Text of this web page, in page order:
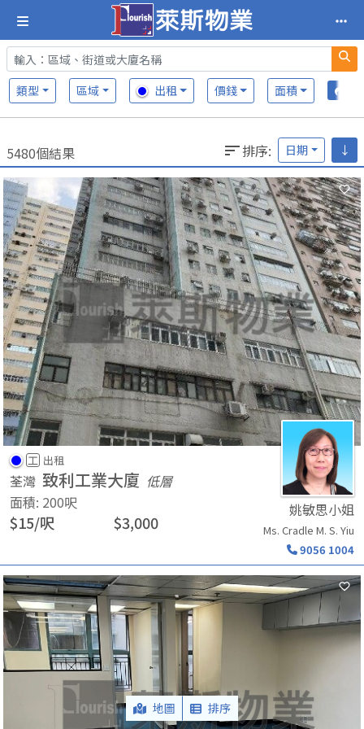
類型 區域 出租 價錢 面積
5480個結果 排序: 日期 ↓
工 出租
荃灣 致利工業大廈 低層
面積: 200呎
$15/呎 $3,000
姚敏思小姐
Ms. Cradle M. S. Yiu
9056 1004
地圖 排序